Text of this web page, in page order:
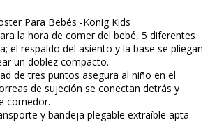
Para Bebés -Konig Kids
la hora de comer del bebé, 5 diferentes
el respaldo del asiento y la base se pliegan
un doblez compacto.
de tres puntos asegura al niño en el
de sujeción se conectan detrás y
comedor.
y bandeja plegable extraíble apta